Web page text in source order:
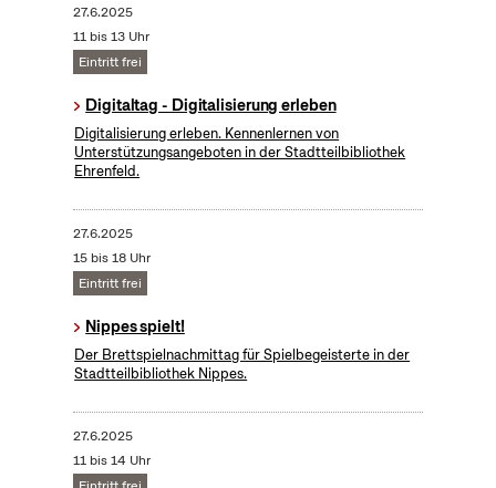
27.6.2025
11 bis 13 Uhr
Eintritt frei
Digitaltag - Digitalisierung erleben
Digitalisierung erleben. Kennenlernen von
Unterstützungsangeboten in der Stadtteilbibliothek
Ehrenfeld.
27.6.2025
15 bis 18 Uhr
Eintritt frei
Nippes spielt!
Der Brettspielnachmittag für Spielbegeisterte in der
Stadtteilbibliothek Nippes.
27.6.2025
11 bis 14 Uhr